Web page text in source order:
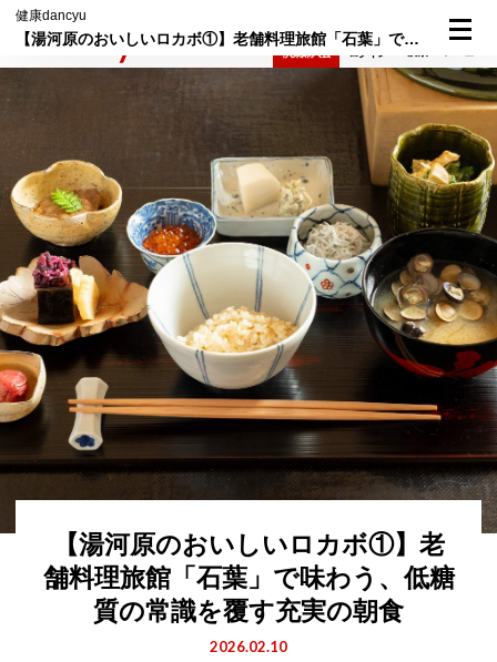
健康dancyu
【湯河原のおいしいロカボ①】老舗料理旅館「石葉」で味わう、低糖質の常識を覆す充実の朝食
【湯河原のおいしいロカボ①】老
舗料理旅館「石葉」で味わう、低糖
質の常識を覆す充実の朝食
2026.02.10